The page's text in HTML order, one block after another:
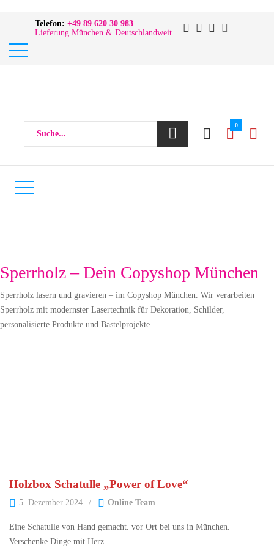
Telefon: +49 89 620 30 983
Lieferung München & Deutschlandweit
0
Sperrholz – Dein Copyshop München
Sperrholz lasern und gravieren – im Copyshop München. Wir verarbeiten
Sperrholz mit modernster Lasertechnik für Dekoration, Schilder,
personalisierte Produkte und Bastelprojekte.
Holzbox Schatulle „Power of Love“
5. Dezember 2024 Online Team
Eine Schatulle von Hand gemacht. vor Ort bei uns in München.
Verschenke Dinge mit Herz.